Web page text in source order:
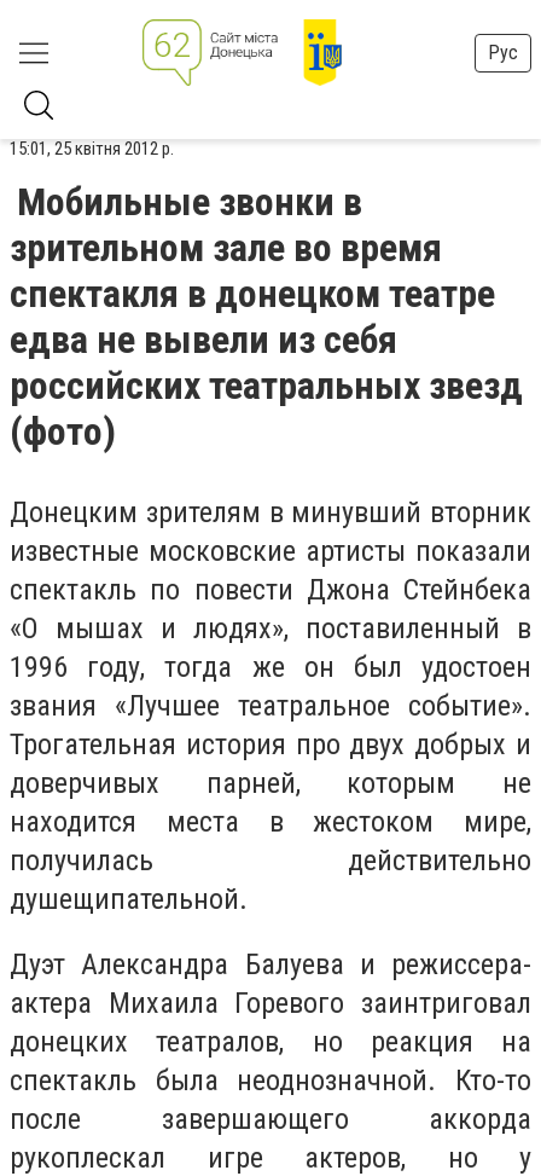
Рус
15:01, 25 квітня 2012 р.
Мобильные звонки в
зрительном зале во время
спектакля в донецком театре
едва не вывели из себя
российских театральных звезд
(фото)
Донецким зрителям в минувший вторник
известные московские артисты показали
спектакль по повести Джона Стейнбека
«О мышах и людях», поставиленный в
1996 году, тогда же он был удостоен
звания «Лучшее театральное событие».
Трогательная история про двух добрых и
доверчивых парней, которым не
находится места в жестоком мире,
получилась действительно
душещипательной.
Дуэт Александра Балуева и режиссера-
актера Михаила Горевого заинтриговал
донецких театралов, но реакция на
спектакль была неоднозначной. Кто-то
после завершающего аккорда
рукоплескал игре актеров, но у